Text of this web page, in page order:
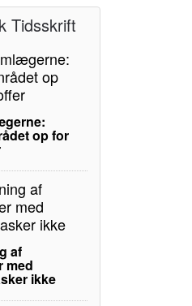
Tidsskrift
op for
af
med
ikke